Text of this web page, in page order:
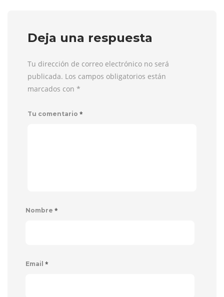
Deja una respuesta
Tu dirección de correo electrónico no será
publicada. Los campos obligatorios están
marcados con *
Tu comentario *
Nombre *
Email *